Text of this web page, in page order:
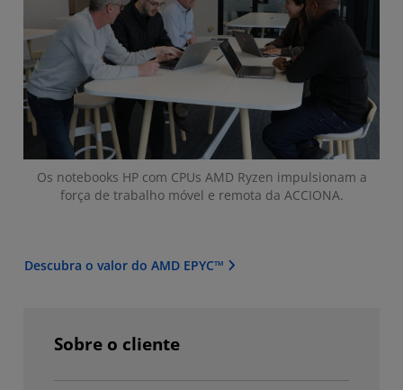
Os notebooks HP com CPUs AMD Ryzen impulsionam a
força de trabalho móvel e remota da ACCIONA.
Descubra o valor do AMD EPYC™
Sobre o cliente